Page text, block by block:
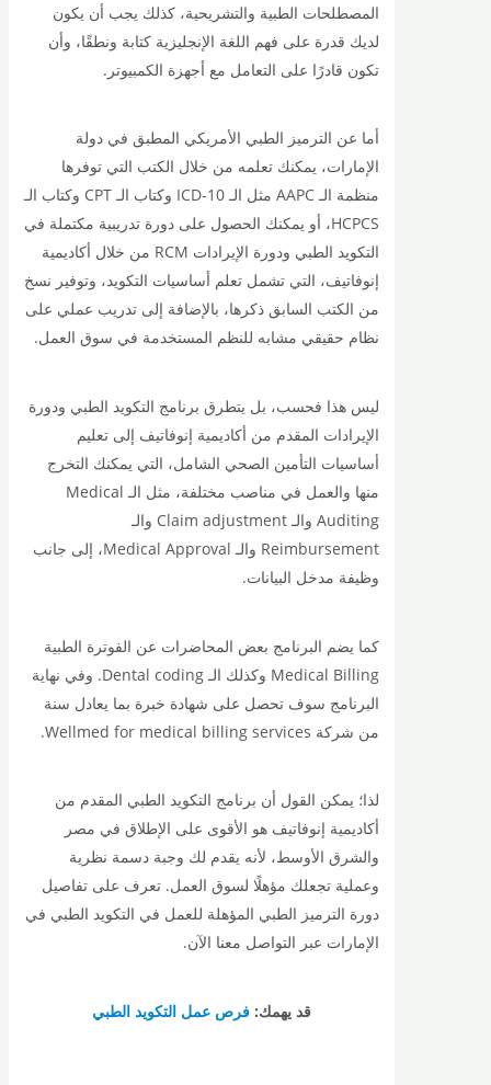
المصطلحات الطبية والتشريحية، كذلك يجب أن يكون
لديك قدرة على فهم اللغة الإنجليزية كتابة ونطقًا، وأن
تكون قادرًا على التعامل مع أجهزة الكمبيوتر.
أما عن الترميز الطبي الأمريكي المطبق في دولة
الإمارات، يمكنك تعلمه من خلال الكتب التي توفرها
منظمة الـ AAPC مثل الـ ICD-10 وكتاب الـ CPT وكتاب الـ
HCPCS، أو يمكنك الحصول على دورة تدريبية مكتملة في
التكويد الطبي ودورة الإيرادات RCM من خلال أكاديمية
إنوفاتيف، التي تشمل تعلم أساسيات التكويد، وتوفير نسخ
من الكتب السابق ذكرها، بالإضافة إلى تدريب عملي على
نظام حقيقي مشابه للنظم المستخدمة في سوق العمل.
ليس هذا فحسب، بل يتطرق برنامج التكويد الطبي ودورة
الإيرادات المقدم من أكاديمية إنوفاتيف إلى تعليم
أساسيات التأمين الصحي الشامل، التي يمكنك التخرج
منها والعمل في مناصب مختلفة، مثل الـ Medical
Auditing والـ Claim adjustment والـ
Reimbursement والـ Medical Approval، إلى جانب
وظيفة مدخل البيانات.
كما يضم البرنامج بعض المحاضرات عن الفوترة الطبية
Medical Billing وكذلك الـ Dental coding. وفي نهاية
البرنامج سوف تحصل على شهادة خبرة بما يعادل سنة
من شركة Wellmed for medical billing services.
لذا؛ يمكن القول أن برنامج التكويد الطبي المقدم من
أكاديمية إنوفاتيف هو الأقوى على الإطلاق في مصر
والشرق الأوسط، لأنه يقدم لك وجبة دسمة نظرية
وعملية تجعلك مؤهلًا لسوق العمل. تعرف على تفاصيل
دورة الترميز الطبي المؤهلة للعمل في التكويد الطبي في
الإمارات عبر التواصل معنا الآن.
قد يهمك:فرص عمل التكويد الطبي